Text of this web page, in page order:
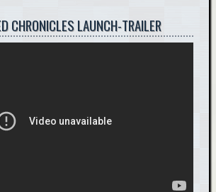
CHRONICLES LAUNCH-TRAILER